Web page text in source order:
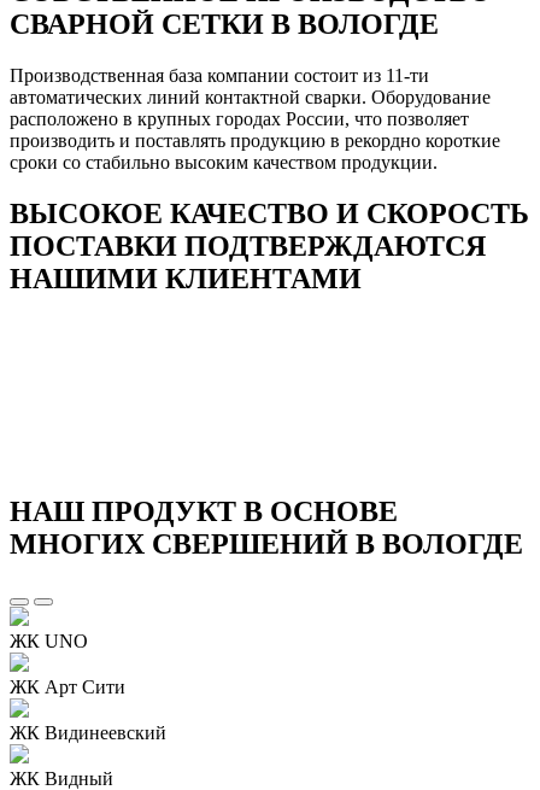
СВАРНОЙ СЕТКИ В ВОЛОГДЕ
Производственная база компании состоит из 11-ти
автоматических линий контактной сварки. Оборудование
расположено в крупных городах России, что позволяет
производить и поставлять продукцию в рекордно короткие
сроки со стабильно высоким качеством продукции.
ВЫСОКОЕ КАЧЕСТВО И СКОРОСТЬ
ПОСТАВКИ ПОДТВЕРЖДАЮТСЯ
НАШИМИ КЛИЕНТАМИ
НАШ ПРОДУКТ В ОСНОВЕ
МНОГИХ СВЕРШЕНИЙ В ВОЛОГДЕ
ЖК UNO
ЖК Арт Сити
ЖК Видинеевский
ЖК Видный